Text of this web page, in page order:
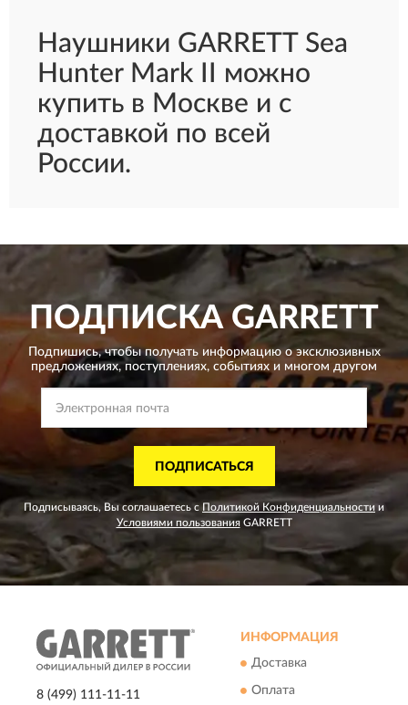
Наушники GARRETT Sea
Hunter Mark II можно
купить в Москве и с
доставкой по всей
России.
ПОДПИСКАGARRETT
Подпишись, чтобы получать информацию о эксклюзивных
предложениях,поступлениях, событиях и многом другом
ПОДПИСАТЬСЯ
Подписываясь, Вы соглашаетесь сПолитикой Конфиденциальности и
Условиями пользованияGARRETT
8 (499) 111-11-11
ИНФОРМАЦИЯ
Доставка
Оплата